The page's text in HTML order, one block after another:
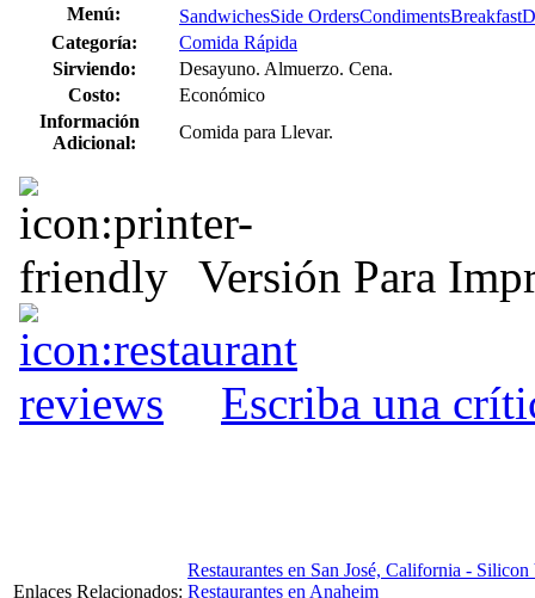
Menú:
SandwichesSide OrdersCondimentsBreakfast
Categoría:
Comida Rápida
Sirviendo:
Desayuno. Almuerzo. Cena.
Costo:
Económico
Información
Adicional:
Comida para Llevar.
Versión Para
Escriba una
Enlaces Relacionados:
Restaurantes en San José, California -
Restaurantes en Anaheim